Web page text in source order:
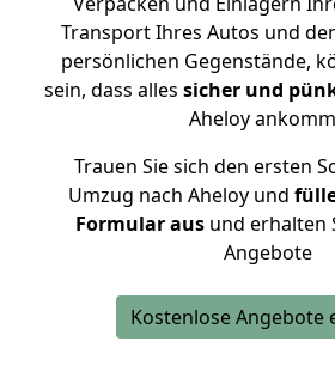
Transport Ihres Autos und
persönlichen Gegenstände,
sein, dass alles sicher und
Aheloy
Trauen Sie sich den ersten
Umzug nach Aheloy und
Formular ausund erhalten
Angebote
Kostenlose Angebote